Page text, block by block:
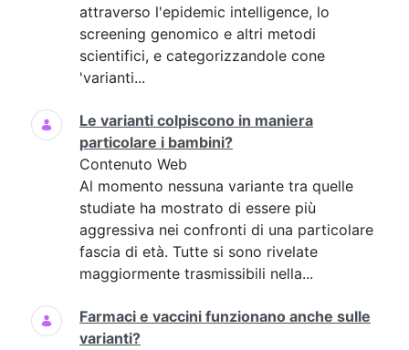
attraverso l'epidemic intelligence, lo
screening genomico e altri metodi
scientifici, e categorizzandole cone
'varianti...
Le varianti colpiscono in maniera
particolare i bambini?
Contenuto Web
Al momento nessuna variante tra quelle
studiate ha mostrato di essere più
aggressiva nei confronti di una particolare
fascia di età. Tutte si sono rivelate
maggiormente trasmissibili nella...
Farmaci e vaccini funzionano anche sulle
varianti?